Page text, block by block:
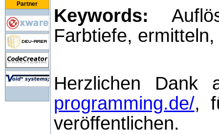
Partner
Keywords:
Farbtiefe,
Herzlichen
programming.de/,
veröffentlichen.